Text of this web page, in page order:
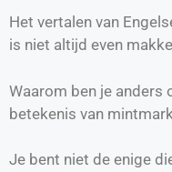
Het vertalen van
is niet altijd even
Waarom ben je anders
betekenis van
Je bent niet de enige